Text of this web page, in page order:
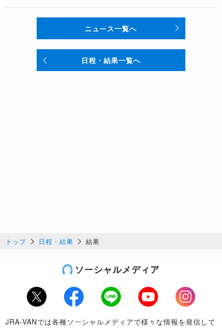
ニュース一覧へ
日程・結果一覧へ
トップ 日程・結果 結果
ソーシャルメディア
Twitter Facebook LINE Youtube
Instagram
JRA-VANでは各種ソーシャルメディアで様々な情報を発信して